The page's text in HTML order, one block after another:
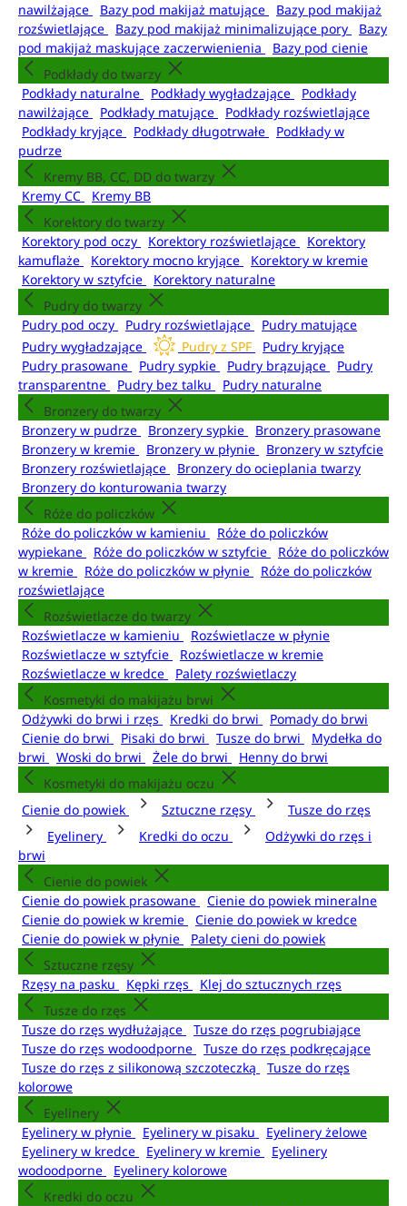
nawilżające
Bazy pod makijaż matujące
Bazy pod makijaż
rozświetlające
Bazy pod makijaż minimalizujące pory
Bazy
pod makijaż maskujące zaczerwienienia
Bazy pod cienie
Podkłady do twarzy
Podkłady naturalne
Podkłady wygładzające
Podkłady
nawilżające
Podkłady matujące
Podkłady rozświetlające
Podkłady kryjące
Podkłady długotrwałe
Podkłady w
pudrze
Kremy BB, CC, DD do twarzy
Kremy CC
Kremy BB
Korektory do twarzy
Korektory pod oczy
Korektory rozświetlające
Korektory
kamuflaże
Korektory mocno kryjące
Korektory w kremie
Korektory w sztyfcie
Korektory naturalne
Pudry do twarzy
Pudry pod oczy
Pudry rozświetlające
Pudry matujące
Pudry wygładzające
Pudry z SPF
Pudry kryjące
Pudry prasowane
Pudry sypkie Pudry brązujące
Pudry
transparentne
Pudry bez talku
Pudry naturalne
Bronzery do twarzy
Bronzery w pudrze
Bronzery sypkie
Bronzery prasowane
Bronzery w kremie
Bronzery w płynie
Bronzery w sztyfcie
Bronzery rozświetlające
Bronzery do ocieplania twarzy
Bronzery do konturowania twarzy
Róże do policzków
Róże do policzków w kamieniu
Róże do policzków
wypiekane
Róże do policzków w sztyfcie
Róże do policzków
w kremie
Róże do policzków w płynie
Róże do policzków
rozświetlające
Rozświetlacze do twarzy
Rozświetlacze w kamieniu
Rozświetlacze w płynie
Rozświetlacze w sztyfcie
Rozświetlacze w kremie
Rozświetlacze w kredce
Palety rozświetlaczy
Kosmetyki do makijażu brwi
Odżywki do brwi i rzęs
Kredki do brwi
Pomady do brwi
Cienie do brwi
Pisaki do brwi Tusze do brwi
Mydełka do
brwi
Woski do brwi Żele do brwi
Henny do brwi
Kosmetyki do makijażu oczu
Cienie do powiek
Sztuczne rzęsy
Tusze do rzęs
Eyelinery
Kredki do oczu
Odżywki do rzęs i
brwi
Cienie do powiek
Cienie do powiek prasowane
Cienie do powiek mineralne
Cienie do powiek w kremie
Cienie do powiek w kredce
Cienie do powiek w płynie
Palety cieni do powiek
Sztuczne rzęsy
Rzęsy na pasku
Kępki rzęs
Klej do sztucznych rzęs
Tusze do rzęs
Tusze do rzęs wydłużające
Tusze do rzęs pogrubiające
Tusze do rzęs wodoodporne
Tusze do rzęs podkręcające
Tusze do rzęs z silikonową szczoteczką
Tusze do rzęs
kolorowe
Eyelinery
Eyelinery w płynie
Eyelinery w pisaku
Eyelinery żelowe
Eyelinery w kredce
Eyelinery w kremie
Eyelinery
wodoodporne
Eyelinery kolorowe
Kredki do oczu